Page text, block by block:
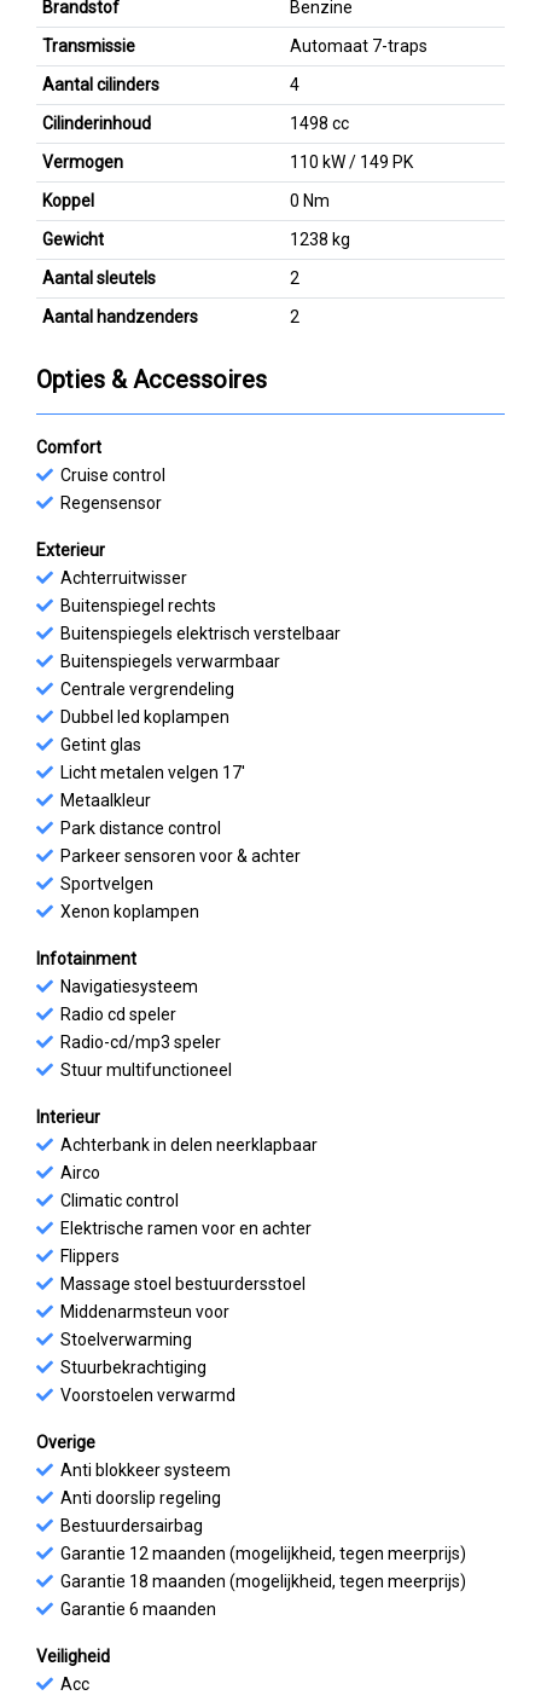
Brandstof
Benzine
Transmissie
Automaat 7-traps
Aantal cilinders
4
Cilinderinhoud
1498 cc
Vermogen
110 kW / 149 PK
Koppel
0 Nm
Gewicht
1238 kg
Aantal sleutels
2
Aantal handzenders
2
Opties & Accessoires
Comfort
Cruise control
Regensensor
Exterieur
Achterruitwisser
Buitenspiegel rechts
Buitenspiegels elektrisch verstelbaar
Buitenspiegels verwarmbaar
Centrale vergrendeling
Dubbel led koplampen
Getint glas
Licht metalen velgen 17'
Metaalkleur
Park distance control
Parkeer sensoren voor & achter
Sportvelgen
Xenon koplampen
Infotainment
Navigatiesysteem
Radio cd speler
Radio-cd/mp3 speler
Stuur multifunctioneel
Interieur
Achterbank in delen neerklapbaar
Airco
Climatic control
Elektrische ramen voor en achter
Flippers
Massage stoel bestuurdersstoel
Middenarmsteun voor
Stoelverwarming
Stuurbekrachtiging
Voorstoelen verwarmd
Overige
Anti blokkeer systeem
Anti doorslip regeling
Bestuurdersairbag
Garantie 12 maanden (mogelijkheid, tegen meerprijs)
Garantie 18 maanden (mogelijkheid, tegen meerprijs)
Garantie 6 maanden
Veiligheid
Acc